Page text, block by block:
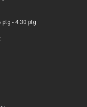
- 4.30 ptg